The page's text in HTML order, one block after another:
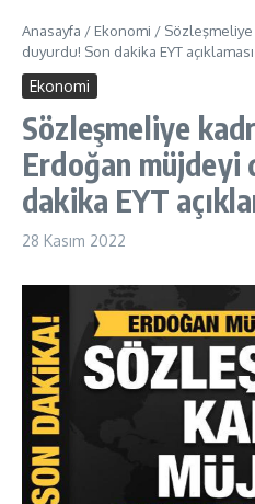
Anasayfa / Ekonomi /
duyurdu! Son dakika EYT açıklaması
Ekonomi
Sözleşmeliye
Erdoğan müjdeyi
dakika EYT
28 Kasım 2022